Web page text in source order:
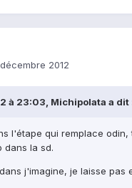
2012
à 23:03, Michipolata a dit
l'étape qui remplace odin,
dans la sd.
j'imagine, je laisse pas